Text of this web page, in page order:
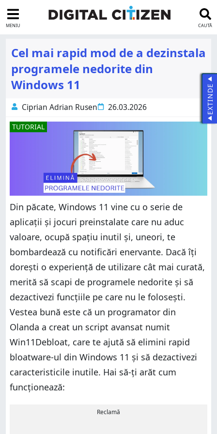
MENIU CAUTĂ
Cel mai rapid mod de a dezinstala
programele nedorite din
Windows 11
Ciprian Adrian Rusen 26.03.2026
TUTORIAL
Din păcate, Windows 11 vine cu o serie de
aplicații și jocuri preinstalate care nu aduc
valoare, ocupă spațiu inutil și, uneori, te
bombardează cu notificări enervante. Dacă îți
dorești o experiență de utilizare cât mai curată,
merită să scapi de programele nedorite și să
dezactivezi funcțiile pe care nu le folosești.
Vestea bună este că un programator din
Olanda a creat un script avansat numit
Win11Debloat, care te ajută să elimini rapid
bloatware-ul din Windows 11 și să dezactivezi
caracteristicile inutile. Hai să-ți arăt cum
funcționează:
Reclamă
EXTINDE